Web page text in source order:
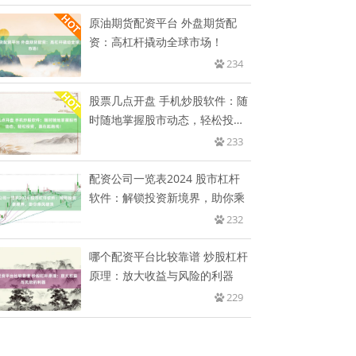
原油期货配资平台 外盘期货配
资：高杠杆撬动全球市场！
234
股票几点开盘 手机炒股软件：随
时随地掌握股市动态，轻松投
233
配资公司一览表2024 股市杠杆
软件：解锁投资新境界，助你乘
232
哪个配资平台比较靠谱 炒股杠杆
原理：放大收益与风险的利器
229